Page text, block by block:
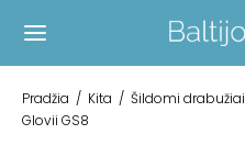
Pradžia / Kita / Šildomi drabužiai
Glovii GS8